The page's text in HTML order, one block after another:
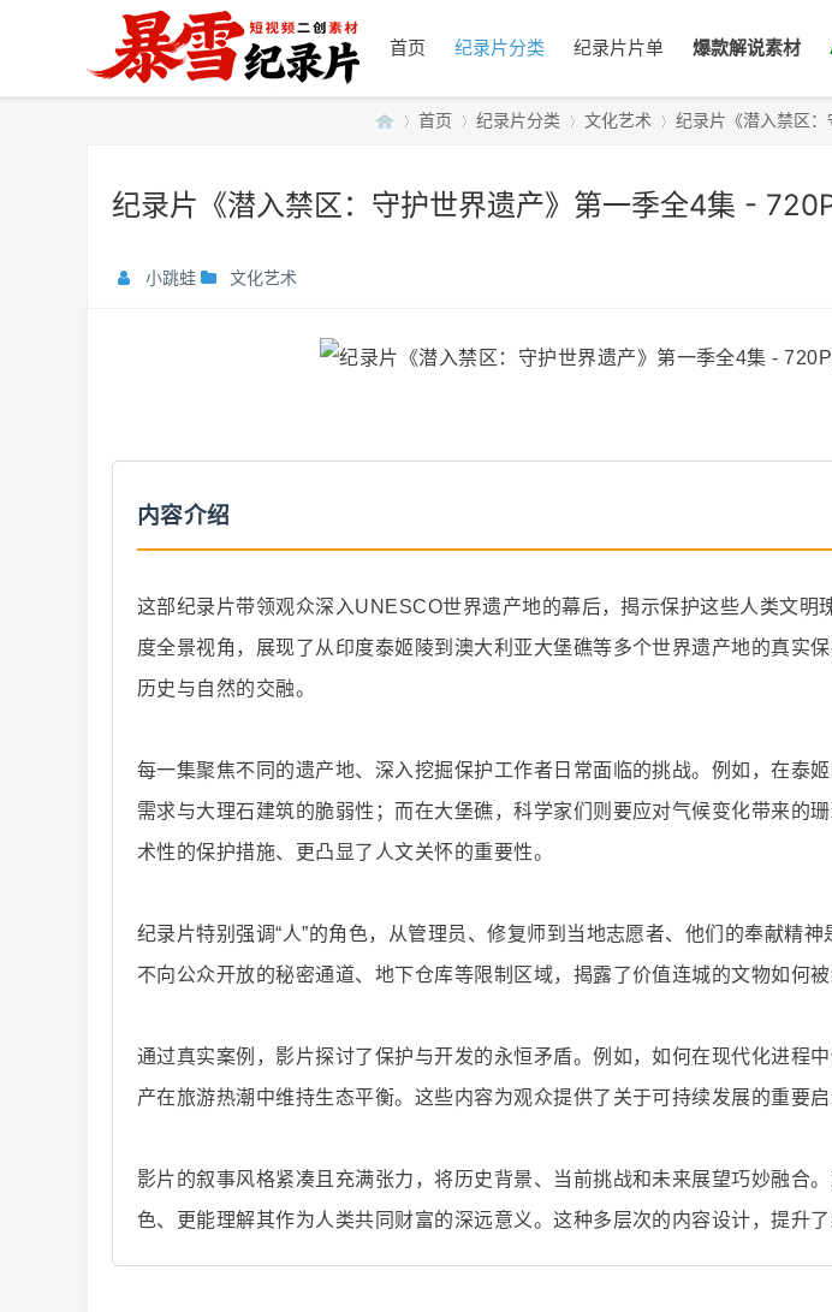
首页 纪录片分类 纪录片片单 爆款解说素材
暴
雪
录
片
»
首页 纪录片分类 文化艺术 纪录片《潜入禁区：
纪录片《潜入禁区：守护世界遗产》第一季全4集 -
小跳蛙 文化艺术
内容介绍
这部纪录片带领观众深入UNESCO世界遗产地的幕后，揭示保护这些人类文明
度全景视角，展现了从印度泰姬陵到澳大利亚大堡礁等多个世界遗产地的真实
历史与自然的交融。
每一集聚焦不同的遗产地、深入挖掘保护工作者日常面临的挑战。例如，在泰
需求与大理石建筑的脆弱性；而在大堡礁，科学家们则要应对气候变化带来的
术性的保护措施、更凸显了人文关怀的重要性。
纪录片特别强调“人”的角色，从管理员、修复师到当地志愿者、他们的奉献精
不向公众开放的秘密通道、地下仓库等限制区域，揭露了价值连城的文物如何被
通过真实案例，影片探讨了保护与开发的永恒矛盾。例如，如何在现代化进程
产在旅游热潮中维持生态平衡。这些内容为观众提供了关于可持续发展的重要启
影片的叙事风格紧凑且充满张力，将历史背景、当前挑战和未来展望巧妙融合
色、更能理解其作为人类共同财富的深远意义。这种多层次的内容设计，提升了